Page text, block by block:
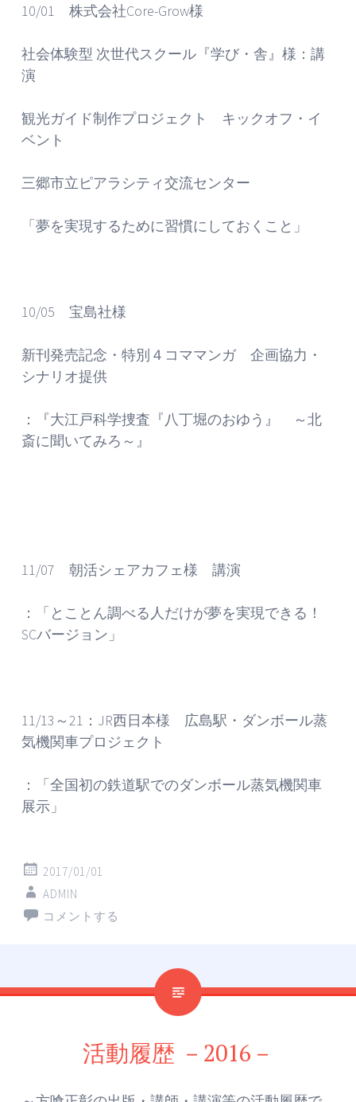
10/01 株式会社Core-Grow様
社会体験型 次世代スクール『学び・舎』様：講
演
観光ガイド制作プロジェクト キックオフ・イ
ベント
三郷市立ピアラシティ交流センター
「夢を実現するために習慣にしておくこと」
10/05 宝島社様
新刊発売記念・特別４コママンガ 企画協力・
シナリオ提供
：『大江戸科学捜査『八丁堀のおゆう』 ～北
斎に聞いてみろ～』
11/07 朝活シェアカフェ様 講演
：「とことん調べる人だけが夢を実現できる！
SCバージョン」
11/13～21：JR西日本様 広島駅・ダンボール蒸
気機関車プロジェクト
：「全国初の鉄道駅でのダンボール蒸気機関車
展示」
2017/01/01
ADMIN
コメントする
活動履歴 －2016－